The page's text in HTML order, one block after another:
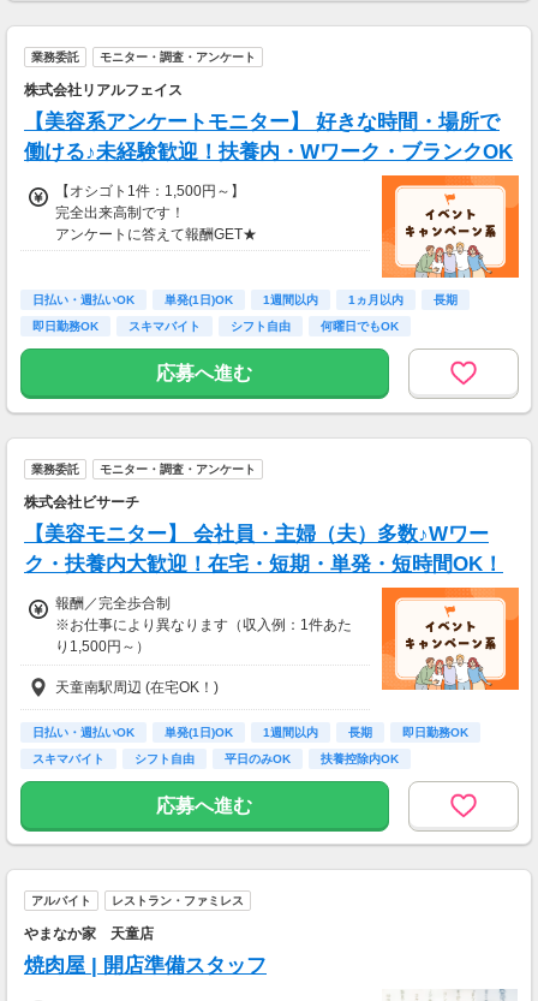
【その他手当あり】
・各種資格手当(実践者研修、介護福祉士など)
・休日出勤手当
・勤続年数手当 …など
その他手当については面接時に
ぜひおたずねください！
【交通費】
業務委託 モニター・調査・アンケート
株式会社リアルフェイス
【美容系アンケートモニター】 好きな時間・場所で
働ける♪未経験歓迎！扶養内・Wワーク・ブランクOK
【オシゴト1件：1,500円～】
完全出来高制です！
アンケートに答えて報酬GET★
日払い・週払いOK 単発(1日)OK 1週間以内 1ヵ月以内
長期
即日勤務OK
スキマバイト シフト自由 何曜日でもOK
応募へ進む
業務委託 モニター・調査・アンケート
株式会社ビサーチ
【美容モニター】 会社員・主婦（夫）多数♪Wワー
ク・扶養内大歓迎！在宅・短期・単発・短時間OK！
報酬／完全歩合制
※お仕事により異なります（収入例：1件あた
り1,500円～）
・登録お祝い制度アリ！
最大11,500円GET！
(弊社規定による)
天童南駅周辺 (在宅OK！)
日払い・週払いOK 単発(1日)OK 1週間以内 長期
即日勤務OK
スキマバイト
シフト自由 平日のみOK 扶養控除内OK
応募へ進む
アルバイト レストラン・ファミレス
やまなか家 天童店
焼肉屋 | 開店準備スタッフ